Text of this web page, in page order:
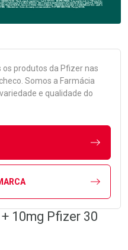
os produtos da Pfizernas
Somos a Farmácia
e qualidade do
10mg Pfizer 30